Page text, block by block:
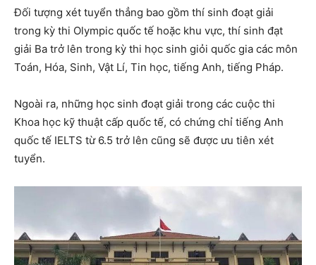
Đối tượng xét tuyển thẳng bao gồm thí sinh đoạt giải
trong kỳ thi Olympic quốc tế hoặc khu vực, thí sinh đạt
giải Ba trở lên trong kỳ thi học sinh giỏi quốc gia các môn
Toán, Hóa, Sinh, Vật Lí, Tin học, tiếng Anh, tiếng Pháp.
Ngoài ra, những học sinh đoạt giải trong các cuộc thi
Khoa học kỹ thuật cấp quốc tế, có chứng chỉ tiếng Anh
quốc tế IELTS từ 6.5 trở lên cũng sẽ được ưu tiên xét
tuyển.